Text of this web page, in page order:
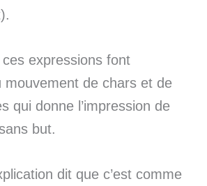
expressions font
mouvement de chars et de
qui donne l’impression de
but.
dit que c’est comme